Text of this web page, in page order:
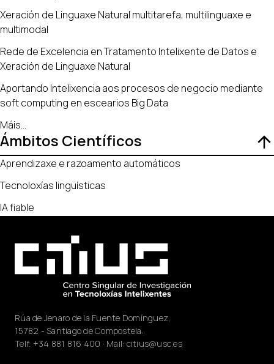
Xeración de Linguaxe Natural multitarefa, multilinguaxe e
multimodal
Rede de Excelencia en Tratamento Intelixente de Datos e
Xeración de Linguaxe Natural
Aportando Intelixencia aos procesos de negocio mediante
soft computing en escearios Big Data
Máis...
Ámbitos Científicos
Aprendizaxe e razoamento automáticos
Tecnoloxías lingüísticas
IA fiable
Rúa de Jenaro de la Fuente Domínguez,
15782 - Santiago de Compostela.
Telf. +34 881 816 400 · Mail: citius@usc.es